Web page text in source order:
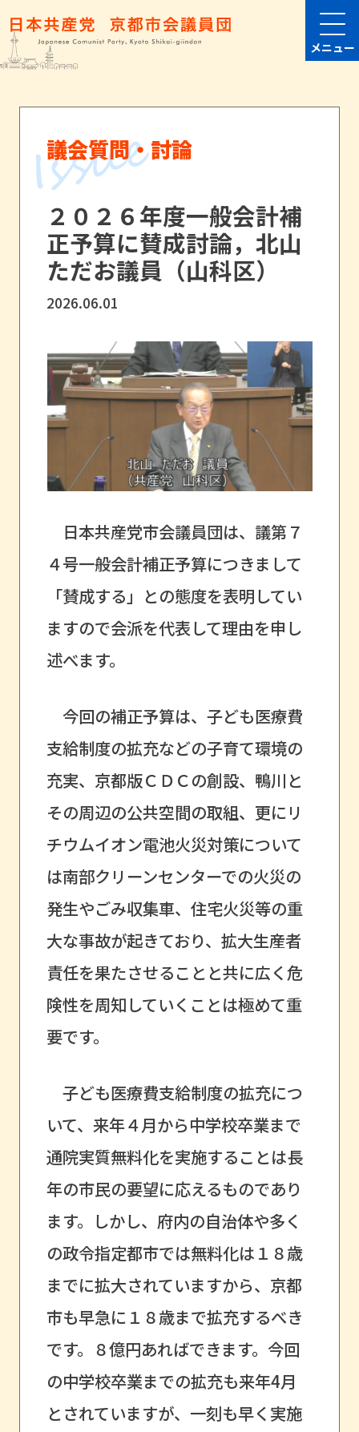
メニュー
議会質問・討論
２０２６年度一般会計補
正予算に賛成討論，北山
ただお議員（山科区）
2026.06.01
日本共産党市会議員団は、議第７
４号一般会計補正予算につきまして
「賛成する」との態度を表明してい
ますので会派を代表して理由を申し
述べます。
今回の補正予算は、子ども医療費
支給制度の拡充などの子育て環境の
充実、京都版ＣＤＣの創設、鴨川と
その周辺の公共空間の取組、更にリ
チウムイオン電池火災対策について
は南部クリーンセンターでの火災の
発生やごみ収集車、住宅火災等の重
大な事故が起きており、拡大生産者
責任を果たさせることと共に広く危
険性を周知していくことは極めて重
要です。
子ども医療費支給制度の拡充につ
いて、来年４月から中学校卒業まで
通院実質無料化を実施することは長
年の市民の要望に応えるものであり
ます。しかし、府内の自治体や多く
の政令指定都市では無料化は１８歳
までに拡大されていますから、京都
市も早急に１８歳まで拡充するべき
です。８億円あればできます。今回
の中学校卒業までの拡充も来年4月
とされていますが、一刻も早く実施